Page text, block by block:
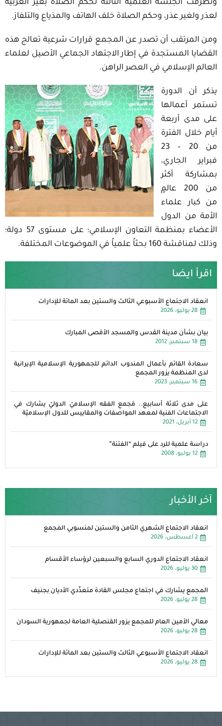
وتطرقت الجلسة العلمية الثالثة لحكم الصلاة بغير العربية
لعذر ولغير عذر، وحكم الصلاة خلف الهاتف والمذياع والتلفاز.
ومن المرتقب أن تصدر عن المجمع قرارات شرعية تعالج هذه
القضايا المستجدة في إطار الاجتهاد الجماعي الأصيل لعلماء
العالم الإسلامي في العصر الراهن.
يذكر أن الدورة
تستمر أعمالها
على مدى أربعة
أيام خلال الفترة
من 20 – 23
فبراير الجاري،
بمشاركة أكثر
من 200 عالمٍ
من كبار علماء
الأمة من الدول
الأعضاء بمنظمة التعاون الإسلامي؛ على مستوى 57 دولة؛
وذلك لمناقشة 160 بحثاً علمياً في الموضوعات المختلفة.
اقرأ ايضا
انعقاد الاجتماع الأسبوعي الثالث والستين بعد المائة للإدارات
28 يوليو، 2026
بيان بشأن مدينة القدس والمسجد الأقصى المبارك
18 سبتمبر، 2012
سعادة القائم بأعمال المندوب الدائم للجمهورية الإسلامية الإيرانية
لدى المنظمة يزور المجمع
16 سبتمبر، 2023
على مدى ثلاثة أسابيع.. مَجمع الفقه الإسلاميّ الدوليّ يشارك في
الاجتماعات الفنية لمعهد المواصفات والمقاييس للدول الإسلاميّة
12 أبريل، 2021
دراسة علمية للرد على فيلم “الفتنة”
12 يوليو، 2008
آخر الأخبار
انعقاد الاجتماع الشهري الثامن والستين لمنسوبي المجمع
2 أغسطس، 2026
انعقاد الاجتماع الدوري السابع والسبعين لرؤساء الأقسام
30 يوليو، 2026
المجمع يشارك في اجتماع مجلس القادة متعدِّدي الأديان بجنيف
28 يوليو، 2026
معالي الأمين العام للمجمع يزور القنصلية العامة لجمهورية السودان
28 يوليو، 2026
انعقاد الاجتماع الأسبوعي الثالث والستين بعد المائة للإدارات
28 يوليو، 2026